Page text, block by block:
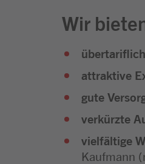
Wir
attraktive
gute
verkürzte
vielfältige
Kaufmann